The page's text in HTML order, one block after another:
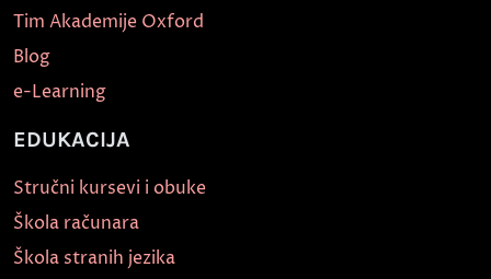
Tim Akademije Oxford
Blog
e-Learning
EDUKACIJA
Stručni kursevi i obuke
Škola računara
Škola stranih jezika